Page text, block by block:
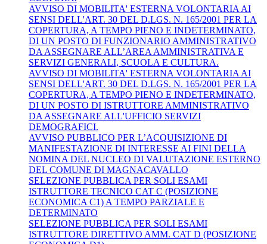
AVVISO DI MOBILITA' ESTERNA VOLONTARIA AI
SENSI DELL'ART. 30 DEL D.LGS. N. 165/2001 PER LA
COPERTURA, A TEMPO PIENO E INDETERMINATO,
DI UN POSTO DI FUNZIONARIO AMMINISTRATIVO
DA ASSEGNARE ALL’AREA AMMINISTRATIVA E
SERVIZI GENERALI, SCUOLA E CULTURA.
AVVISO DI MOBILITA' ESTERNA VOLONTARIA AI
SENSI DELL'ART. 30 DEL D.LGS. N. 165/2001 PER LA
COPERTURA, A TEMPO PIENO E INDETERMINATO,
DI UN POSTO DI ISTRUTTORE AMMINISTRATIVO
DA ASSEGNARE ALL'UFFICIO SERVIZI
DEMOGRAFICI.
AVVISO PUBBLICO PER L’ACQUISIZIONE DI
MANIFESTAZIONE DI INTERESSE AI FINI DELLA
NOMINA DEL NUCLEO DI VALUTAZIONE ESTERNO
DEL COMUNE DI MAGNACAVALLO
SELEZIONE PUBBLICA PER SOLI ESAMI
ISTRUTTORE TECNICO CAT C (POSIZIONE
ECONOMICA C1) A TEMPO PARZIALE E
DETERMINATO
SELEZIONE PUBBLICA PER SOLI ESAMI
ISTRUTTORE DIRETTIVO AMM. CAT D (POSIZIONE